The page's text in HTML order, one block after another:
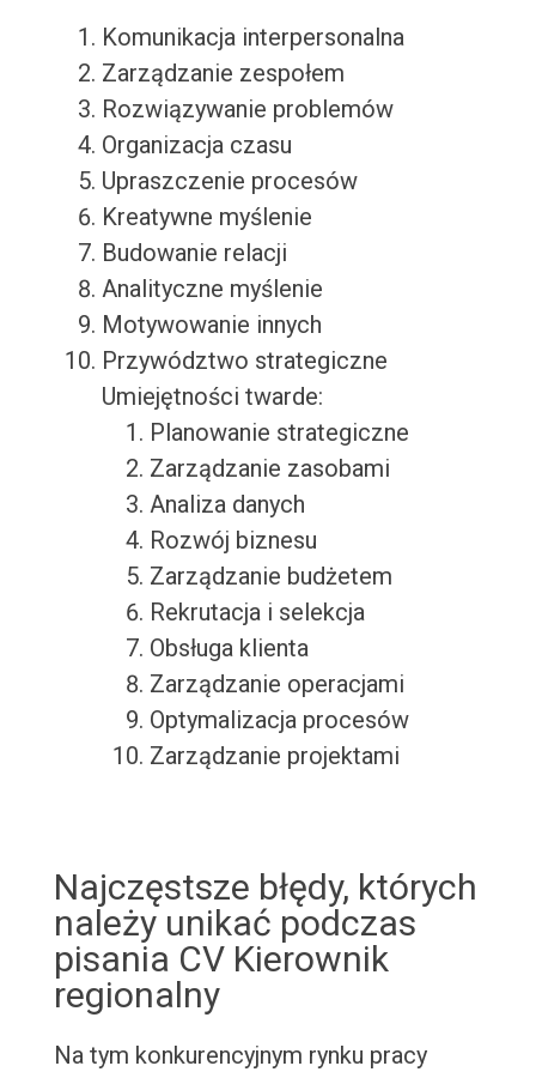
Komunikacja interpersonalna
Zarządzanie zespołem
Rozwiązywanie problemów
Organizacja czasu
Upraszczenie procesów
Kreatywne myślenie
Budowanie relacji
Analityczne myślenie
Motywowanie innych
Przywództwo strategiczne
Umiejętności twarde:
Planowanie strategiczne
Zarządzanie zasobami
Analiza danych
Rozwój biznesu
Zarządzanie budżetem
Rekrutacja i selekcja
Obsługa klienta
Zarządzanie operacjami
Optymalizacja procesów
Zarządzanie projektami
Najczęstsze błędy, których
należy unikać podczas
pisania CV Kierownik
regionalny
Na tym konkurencyjnym rynku pracy